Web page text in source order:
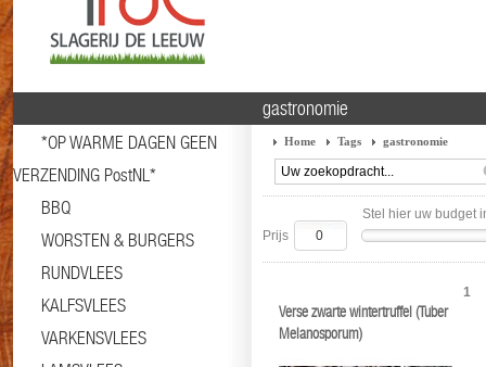
*OP WARME DAGEN GEEN
VERZENDING PostNL*
BBQ
WORSTEN & BURGERS
RUNDVLEES
KALFSVLEES
VARKENSVLEES
gastronomie
Home Tags gastronomie
Stel hier uw budget
Prijs
Verse zwarte wintertruffel (Tuber
Melanosporum)
1